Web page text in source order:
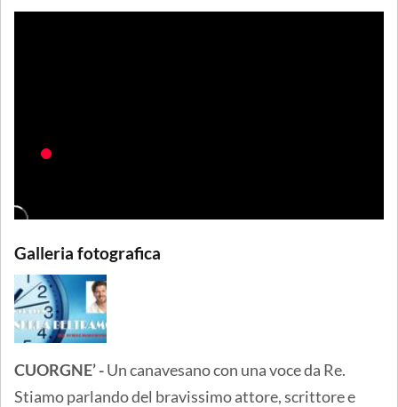
Galleria fotografica
CUORGNE’ -Un canavesano con una voce da Re.
Stiamo parlando del bravissimo attore, scrittore e